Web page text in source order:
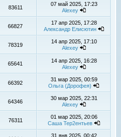
83611
07 май 2025, 17:23
Alexey
66827
17 апр 2025, 17:28
Александр Елисютин
78319
14 апр 2025, 17:10
Alexey
65641
14 апр 2025, 16:28
Alexey
66392
31 мар 2025, 00:59
Ольга (Дорофея)
64346
30 мар 2025, 22:31
Alexey
76311
01 мар 2025, 20:06
Саша Тер2ентьев
31 янв 2025, 00:42